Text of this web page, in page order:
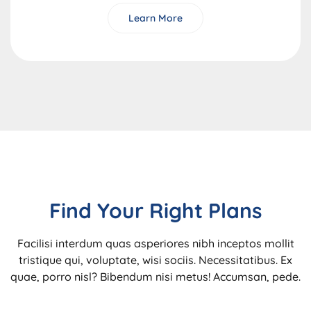
Learn More
Find Your Right Plans
Facilisi interdum quas asperiores nibh inceptos mollit
tristique qui, voluptate, wisi sociis. Necessitatibus. Ex
quae, porro nisl? Bibendum nisi metus! Accumsan, pede.